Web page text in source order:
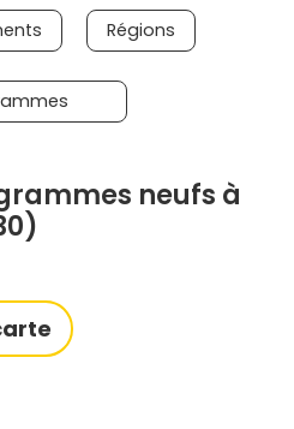
Régions
neufs à